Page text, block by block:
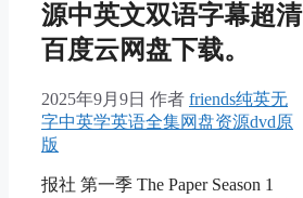
源中英文双语字幕超清
百度云网盘下载。
2025年9月9日 作者 friends纯英无
字中英学英语全集网盘资源dvd原
版
报社 第一季 The Paper Season 1